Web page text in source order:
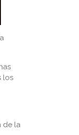
los
de la